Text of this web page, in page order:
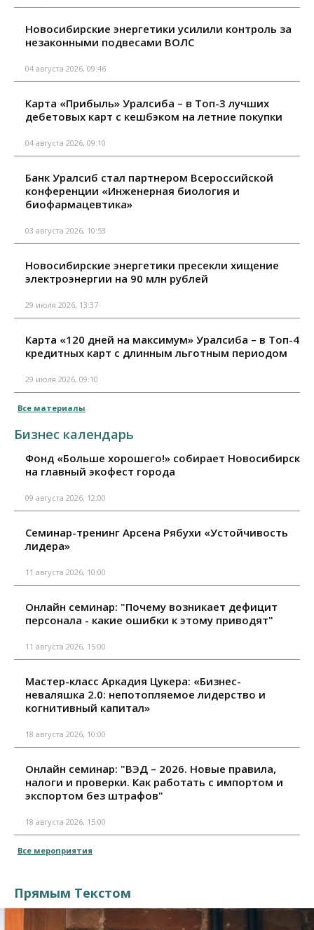
Новосибирские энергетики усилили контроль за
незаконными подвесами ВОЛС
04 августа 2026, 09:46
Карта «Прибыль» Уралсиба – в Топ-3 лучших
дебетовых карт с кешбэком на летние покупки
04 августа 2026, 09:10
Банк Уралсиб стал партнером Всероссийской
конференции «Инженерная биология и
биофармацевтика»
03 августа 2026, 10:53
Новосибирские энергетики пресекли хищение
электроэнергии на 90 млн рублей
29 июля 2026, 13:37
Карта «120 дней на максимум» Уралсиба – в Топ-4
кредитных карт с длинным льготным периодом
29 июля 2026, 09:10
Все материалы
Бизнес календарь
Фонд «Больше хорошего!» собирает Новосибирск
на главный экофест города
09 августа 2026, 12:00
Семинар-тренинг Арсена Рябухи «Устойчивость
лидера»
11 августа 2026, 10:00
Онлайн семинар: "Почему возникает дефицит
персонала - какие ошибки к этому приводят"
11 августа 2026, 15:00
Мастер-класс Аркадия Цукера: «Бизнес-
неваляшка 2.0: непотопляемое лидерство и
когнитивный капитал»
18 августа 2026, 10:00
Онлайн семинар: "ВЭД – 2026. Новые правила,
налоги и проверки. Как работать с импортом и
экспортом без штрафов"
18 августа 2026, 15:00
Все мероприятия
Прямым Текстом